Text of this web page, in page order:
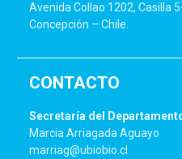
Avenida Collao 1202, Casilla
Concepción – Chile.
CONTACTO
Secretaría del
Marcia Arriagada Aguayo
marriag@ubiobio.cl